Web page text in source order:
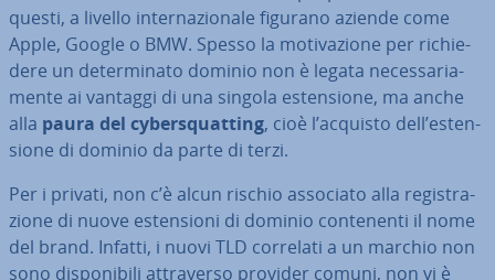
questi, a livello in­ter­na­zio­na­le figurano aziende come
Apple, Google o BMW. Spesso la mo­ti­va­zio­ne per ri­chie­
de­re un de­ter­mi­na­to dominio non è legata ne­ces­sa­ria­
men­te ai vantaggi di una singola esten­sio­ne, ma anche
alla paura del cy­ber­squat­ting, cioè l’acquisto dell’esten­
sio­ne di dominio da parte di terzi.
Per i privati, non c’è alcun rischio associato alla re­gi­stra­
zio­ne di nuove esten­sio­ni di dominio con­te­nen­ti il nome
del brand. Infatti, i nuovi TLD correlati a un marchio non
sono di­spo­ni­bi­li at­tra­ver­so provider comuni, non vi è